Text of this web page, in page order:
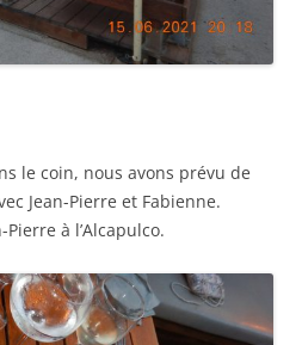
le coin, nous avons prévu de
Jean-Pierre et Fabienne.
à l’Alcapulco.